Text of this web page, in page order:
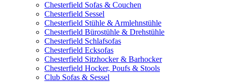
Chesterfield Sofas & Couchen
Chesterfield Sessel
Chesterfield Stühle & Armlehnstühle
Chesterfield Bürostühle & Drehstühle
Chesterfield Schlafsofas
Chesterfield Ecksofas
Chesterfield Sitzhocker & Barhocker
Chesterfield Hocker, Poufs & Stools
Club Sofas & Sessel